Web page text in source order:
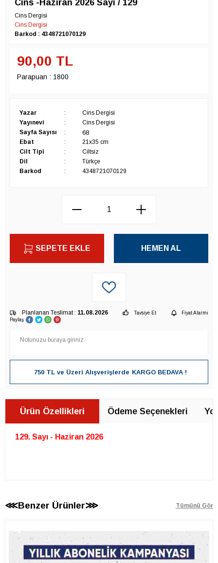
Cins -Haziran 2026 Sayı / 129
Cins Dergisi
Cins Dergisi
Barkod : 4348721070129
90,00 TL
Parapuan : 1800
Yazar :
Cins Dergisi
Yayınevi
:
Cins Dergisi
Sayfa Sayısı
: 68
Ebat :
21x35 cm
Cilt Tipi
:
Ciltsiz
Dil
:
Türkçe
Barkod
: 4348721070129
SEPETE EKLE HEMEN AL
Planlanan Teslimat : 11.08.2026 Tavsiye Et
Fiyat Alarmı
Paylaş
750 TL ve Üzeri Alışverişlerde KARGO BEDAVA !
Ürün Özellikleri Ödeme Seçenekleri
129. Sayı - Haziran 2026
⋘Benzer Ürünler⋙ Tümünü Gör